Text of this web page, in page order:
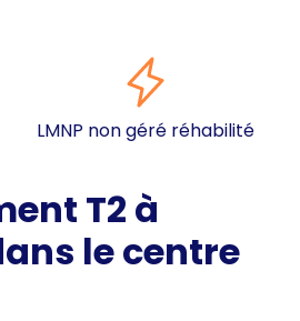
LMNP non géré réhabilité
T2 à
le centre